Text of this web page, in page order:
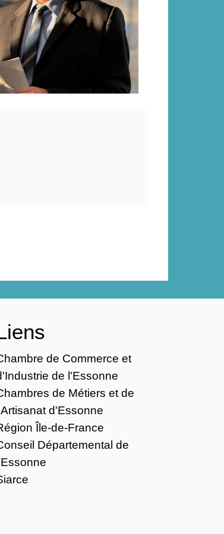
de Commerce et
de l'Essonne
de Métiers et de
d'Essonne
Île-de-France
Départemental de